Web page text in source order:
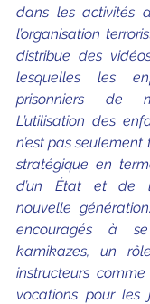
dans les activités
l’organisation
distribue des
lesquelles les
prisonniers de
L’utilisation des
n’est pas
stratégique en
d’un État et de
nouvelle
encouragés à
kamikazes, un
instructeurs
vocations pour les